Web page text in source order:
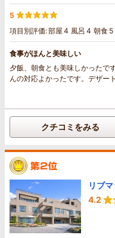
かったです。
宿泊して昼夜の違いが楽しめた
た。
5
項目別評価:部屋 4 風呂 4 朝食 5
食事がほんと美味しい
夕飯、朝食とも美味しかったで
んの対応よかったです。デザー
クチコミをみる
リブ
4.2